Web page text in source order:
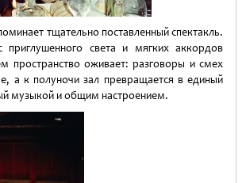
тщательно поставленный спектакль.
приглушенного света и мягких аккордов
пространство оживает: разговоры и смех
а к полуночи зал превращается в единый
музыкой и общим настроением.